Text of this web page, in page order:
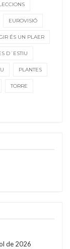
EUROVISIÓ
ÉS UN PLAER
D´ESTIU
PLANTES
TORRE
de 2026